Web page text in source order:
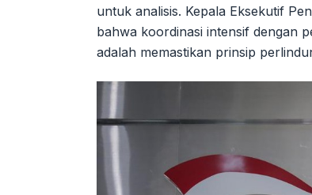
untuk analisis. Kepala Eksekutif
bahwa koordinasi intensif dengan
adalah memastikan prinsip